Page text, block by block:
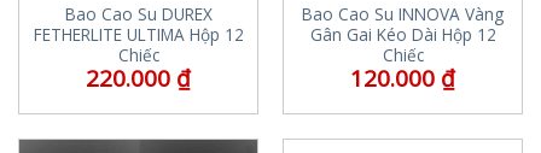
Bao Cao Su DUREX
FETHERLITE ULTIMA Hộp 12
Chiếc
220.000 ₫
Bao Cao Su INNOVA Vàng
Gân Gai Kéo Dài Hộp 12
Chiếc
120.000 ₫